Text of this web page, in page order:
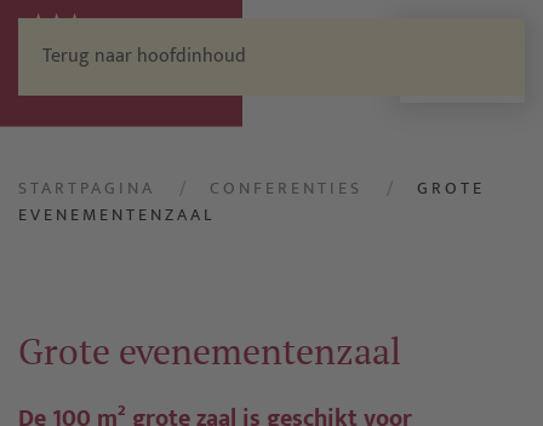
Terug naar hoofdinhoud
STARTPAGINA CONFERENTIES
GROTE
EVENEMENTENZAAL
Grote evenementenzaal